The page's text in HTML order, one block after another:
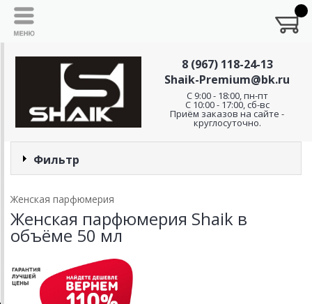
8 (967) 118-24-13
Shaik-Premium@bk.ru
C 9:00 - 18:00, пн-пт
С 10:00 - 17:00, сб-вс
Приём заказов на сайте -
круглосуточно.
Фильтр
Женская парфюмерия
Женская парфюмерия Shaik в
объёме 50 мл